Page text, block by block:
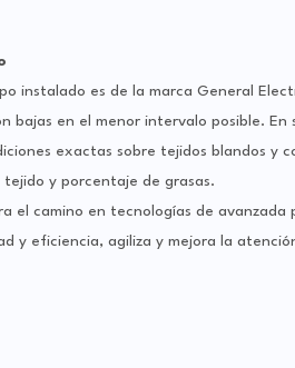
instalado es de la marca General
bajas en el menor intervalo posible.
exactas sobre tejidos blandos y
tejido y porcentaje de grasas.
el camino en tecnologías de
y eficiencia, agiliza y mejora la